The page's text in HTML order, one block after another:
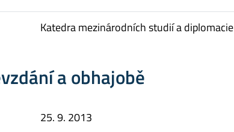
Katedra mezinárodních studií a diplomacie
a obhajobě
25. 9. 2013